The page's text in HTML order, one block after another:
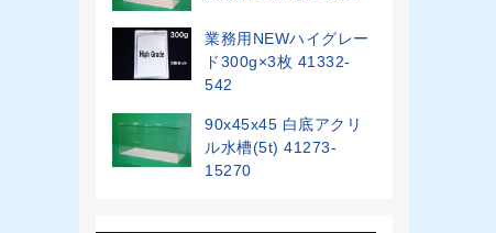
業務用NEWハイグレー
ド300g×3枚 41332-
542
90x45x45 白底アクリ
ル水槽(5t) 41273-
15270